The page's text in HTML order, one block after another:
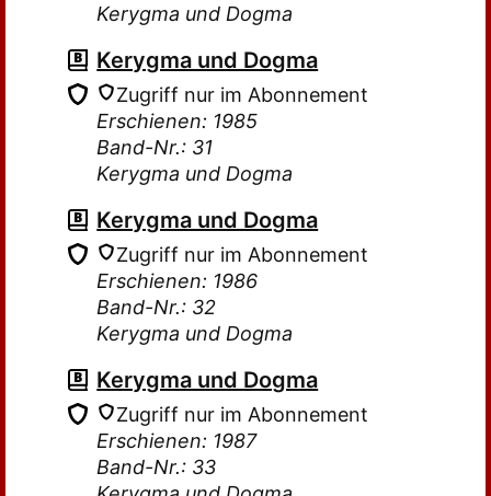
Kerygma und Dogma
Kerygma und Dogma
Zugriff nur im Abonnement
Erschienen: 1985
Band-Nr.: 31
Kerygma und Dogma
Kerygma und Dogma
Zugriff nur im Abonnement
Erschienen: 1986
Band-Nr.: 32
Kerygma und Dogma
Kerygma und Dogma
Zugriff nur im Abonnement
Erschienen: 1987
Band-Nr.: 33